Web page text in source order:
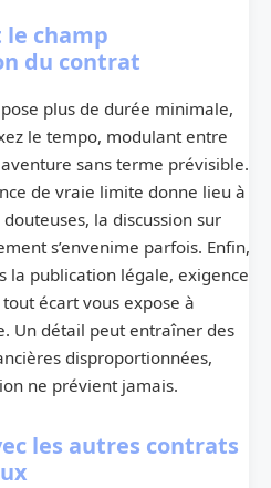
le champ
du contrat
plus de durée minimale,
le tempo, modulant entre
sans terme prévisible.
de vraie limite donne lieu à
la discussion sur
s’envenime parfois. Enfin,
la publication légale, exigence
écart vous expose à
Un détail peut entraîner des
disproportionnées,
ne prévient jamais.
les autres contrats